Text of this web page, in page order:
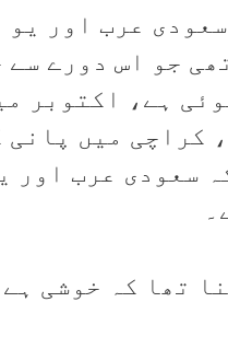
عرب اور
جو اس دورے سے
ہے، اکتوبر
کراچی میں
سعودی عرب اور
تھا کہ خوشی